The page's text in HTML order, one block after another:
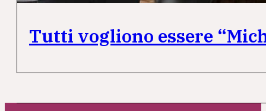
Tutti vogliono essere